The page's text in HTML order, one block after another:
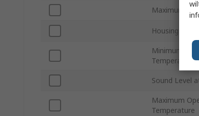
Maximum
Housing Colour
Minimum
Temperature
Sound Level
Maximum
Temperature